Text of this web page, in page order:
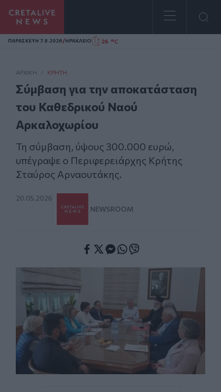
Homepage
ΠΑΡΑΣΚΕΥΗ 7.8.2026/ΗΡΑΚΛΕΙΟ 26 °C
ΑΡΧΙΚΗ / ΚΡΉΤΗ
Σύμβαση για την αποκατάσταση
του Καθεδρικού Ναού
Αρκαλοχωρίου
Τη σύμβαση, ύψους 300.000 ευρώ,
υπέγραψε ο Περιφερειάρχης Κρήτης
Σταύρος Αρναουτάκης.
20.05.2026
NEWSROOM